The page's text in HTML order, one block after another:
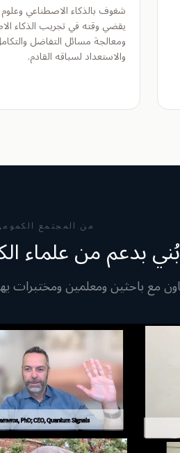
شغوف بالذكاء الاصطناعي
يقضي وقته في تجريب الذكاء
ومعالجة مسائل التفاضل
والاستعداد لسباقه القادم.
من المجتمع
بُني بدعم من علماء